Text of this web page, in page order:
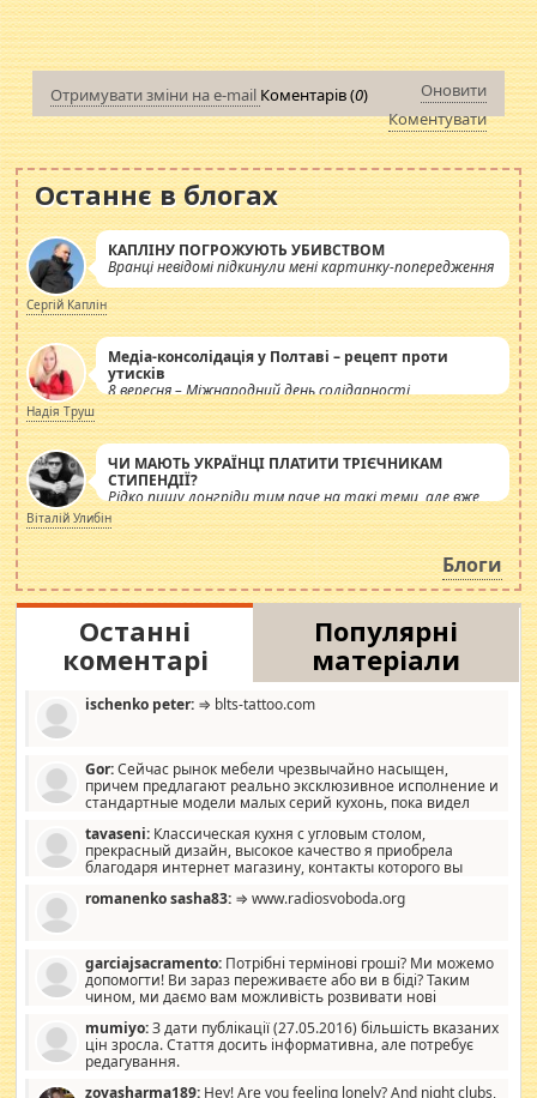
Отримувати зміни на e-mail Коментарів (0)
Оновити
Коментувати
Останнє в блогах
КАПЛІНУ ПОГРОЖУЮТЬ УБИВСТВОМ
Вранці невідомі підкинули мені картинку-попередження
Сергій Каплін
Медіа-консолідація у Полтаві – рецепт проти
утисків
8 вересня – Міжнародний день солідарності
журналістів.
Надія Труш
ЧИ МАЮТЬ УКРАЇНЦІ ПЛАТИТИ ТРІЄЧНИКАМ
СТИПЕНДІЇ?
Рідко пишу лонгріди тим паче на такі теми, але вже
просто дістало! Обурюють сьогоднішні інсенуації
навколо стипендіального питання. Штучно
роздувається ще одна соціальна катастрофа.
Віталій Улибін
Блоги
Останні
коментарі
Популярні
матеріали
ischenko peter: ⇒ blts-tattoo.com
Gor:Сейчас рынок мебели чрезвычайно насыщен,
причем предлагают реально эксклюзивное исполнение и
стандартные модели малых серий кухонь, пока видел
стандартные формы, в MebelOk, креативненько и что главное -
со вкусом все в порядке, без ненужных наворотов удорожающих
мебель, а это не последний фактор.
tavaseni: Классическая кухня с угловым столом,
прекрасный дизайн, высокое качество я приобрела
благодаря интернет магазину, контакты которого вы
romanenko sasha83: ⇒ www.radiosvoboda.org
garciajsacramento: Потрібні термінові гроші? Ми можемо
допомогти! Ви зараз переживаєте або ви в біді? Таким
чином, ми даємо вам можливість розвивати нові
допомагати людям, які намагаються дати їм шанс. Кожен
заслуговує на другий шанс, і, оскільки влада не зможе, вони
повинні приймати від інших. Для нас нема багато суми, і зрілість
mumiyo:З дати публікації (27.05.2016) більшість вказаних
цін зросла. Стаття досить інформативна, але потребує
редагування.
zoyasharma189: Hey! Are you feeling lonely? And night clubs,